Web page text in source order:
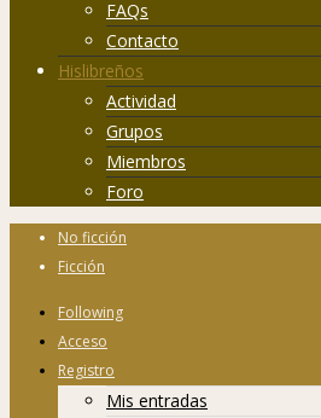
FAQs
Contacto
Hislibreños
Actividad
Grupos
Miembros
Foro
No ficción
Ficción
Following
Acceso
Registro
Mis entradas